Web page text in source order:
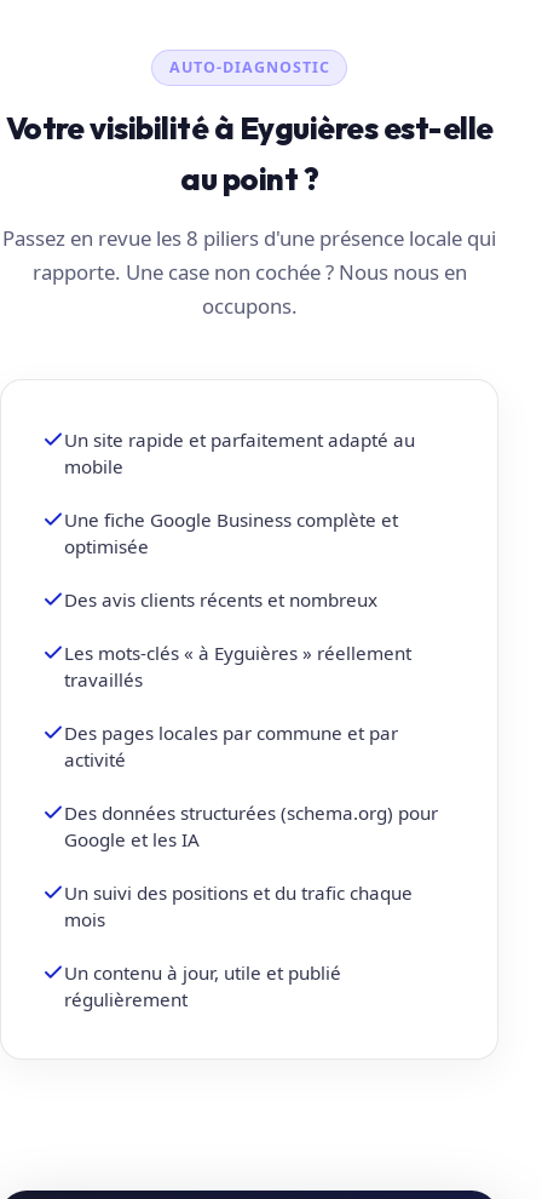
AUTO-DIAGNOSTIC
Votre visibilité à Eyguières est-elle
au point ?
Passez en revue les 8 piliers d'une présence locale qui
rapporte. Une case non cochée ? Nous nous en
occupons.
Un site rapide et parfaitement adapté au
mobile
Une fiche Google Business complète et
optimisée
Des avis clients récents et nombreux
Les mots-clés « à Eyguières » réellement
travaillés
Des pages locales par commune et par
activité
Des données structurées (schema.org) pour
Google et les IA
Un suivi des positions et du trafic chaque
mois
Un contenu à jour, utile et publié
régulièrement